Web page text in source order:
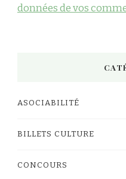
données de vos
ASOCIABILITÉ
BILLETS CULTURE
CONCOURS